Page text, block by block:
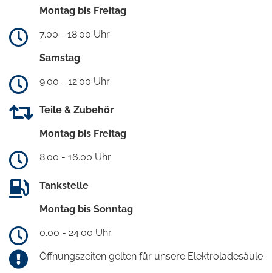
Montag bis Freitag
7.00 - 18.00 Uhr
Samstag
9.00 - 12.00 Uhr
Teile & Zubehör
Montag bis Freitag
8.00 - 16.00 Uhr
Tankstelle
Montag bis Sonntag
0.00 - 24.00 Uhr
Öffnungszeiten gelten für unsere Elektroladesäule